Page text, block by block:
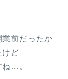
前だったか
けど
ね…。